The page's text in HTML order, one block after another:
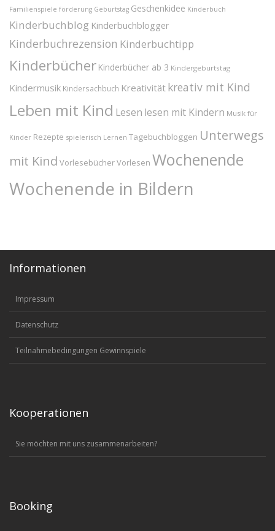
Familienspiele förderung Geburtstag Geschenkidee Kinderbuch
Kinderbuchblog Kinderbuchblogger
Kinderbuchrezension Kinderbuchtipp
Kinderbücher Kinderbücher ab 3 Kindergeburtstag
Kindermusik Kindersachbuch Kreativität kreativ mit Kind
Leben mit Kind Lesen lesen mit Kindern Musik für
Kinder Rezepte spielerisch Lernen Tagebuchbloggen Unterwegs
mit Kind VorlesebücherVorlesen Wochenende
Wochenende in Bildern
Informationen
Impressum
Datenschutz
Teilnahmebedingungen Gewinnspiele
Kooperationen
Sie möchten mit uns zusammenarbeiten?
Booking